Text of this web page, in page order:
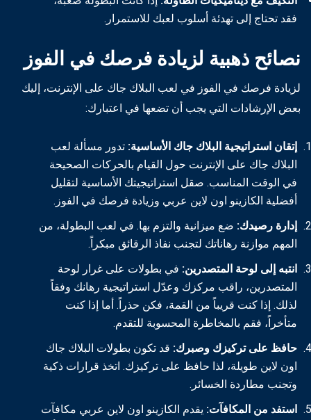
فقد تحتاج إلى تهدئة أسلوب لعبك للاستمرار.
نصائح ذهبية لزيادة فرصك في الفوز
لزيادة فرصك في الفوز في لعب البلاك جاك على الإنترنت، إليك
بعض الإرشادات التي يجب أن تضعها في اعتبارك:
إتقان استراتيجية البلاك جاك الأساسية: تدور مسألة لعب
البلاك جاك على الإنترنت حول القيام بالحركات الصحيحة
في الوقت المناسب. صقل استراتيجيتك الأساسية لتقليل
أفضلية الكازينو اون لاين عربي وزيادة فرصك في الفوز.
إدارة رصيدك: ضع ميزانية والتزم بها. في لعب البطولة، من
المهم موازنة رهاناتك لتجنب نفاذ الرقائق مبكراً.
انتبه إلى لوحة المتصدرين: في بطولات على غرار لوحة
المتصدرين، راقب مركزك وعدّل استراتيجية رهانك وفقاً
لذلك. إذا كنت قريباً من القمة، فكن حذراً. أما إذا كنت
متأخراً، فقم بالمخاطرة المحسوبة للتقدم.
حافظ على تركيزك وصبرك: قد تكون بطولات البلاك جاك
اون لاين طويلة، لذا حافظ على تركيزك. اتخذ قرارات ذكية
وتجنب مطاردة الخسائر.
استفد من المكافآت: يقدم الكازينو اون لاين عربي مكافآت